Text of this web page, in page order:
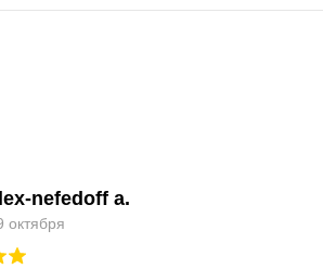
nefedoff a.
октября